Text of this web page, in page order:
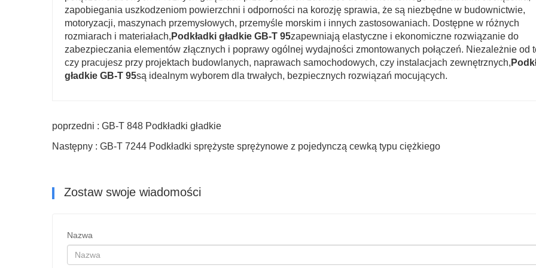
zapobiegania uszkodzeniom powierzchni i odporności na korozję sprawia, że są niezbędne w budownictwie,
motoryzacji, maszynach przemysłowych, przemyśle morskim i innych zastosowaniach. Dostępne w różnych
rozmiarach i materiałach, Podkładki gładkie GB-T 95zapewniają elastyczne i ekonomiczne rozwiązanie do
zabezpieczania elementów złącznych i poprawy ogólnej wydajności zmontowanych połączeń. Niezależnie od
czy pracujesz przy projektach budowlanych, naprawach samochodowych, czy instalacjach zewnętrznych,
gładkie GB-T 95są idealnym wyborem dla trwałych, bezpiecznych rozwiązań mocujących.
poprzedni : GB-T 848 Podkładki gładkie
Następny : GB-T 7244 Podkładki sprężyste sprężynowe z pojedynczą cewką typu ciężkiego
Zostaw swoje wiadomości
Nazwa